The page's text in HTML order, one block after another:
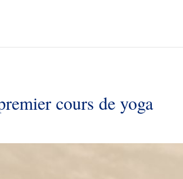
cours de yoga